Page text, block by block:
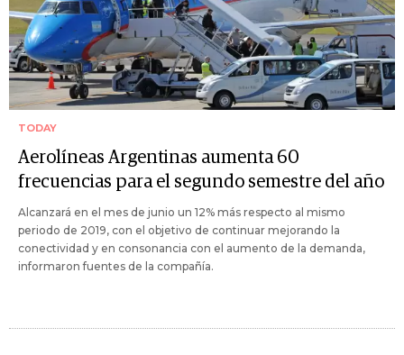
TODAY
Aerolíneas Argentinas aumenta 60
frecuencias para el segundo semestre del año
Alcanzará en el mes de junio un 12% más respecto al mismo
periodo de 2019, con el objetivo de continuar mejorando la
conectividad y en consonancia con el aumento de la demanda,
informaron fuentes de la compañía.